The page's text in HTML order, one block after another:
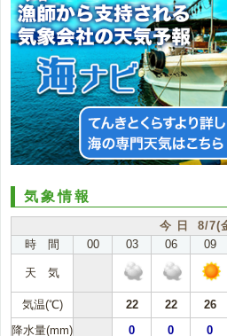
気象情報
今 日 8/7(
時 間
00 03 06 09
天 気
気温(℃) 22 22 26
降水量(mm)
0 0 0